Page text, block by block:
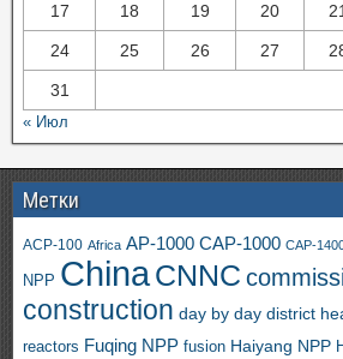
17 18 19 20 21
24 25 26 27
31
« Июл
Метки
ACP-100 Africa AP-1000 CAP-1000 CAP-
NPP ChinaCNNC
construction day by day district
reactors Fuqing NPP fusion Haiyang NPP